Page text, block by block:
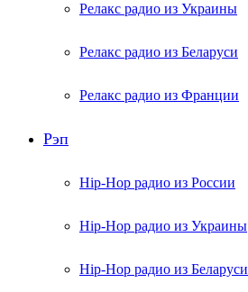
Релакс радио из Украины
Релакс радио из Беларуси
Релакс радио из Франции
Рэп
Hip-Hop радио из России
Hip-Hop радио из Украины
Hip-Hop радио из Беларуси